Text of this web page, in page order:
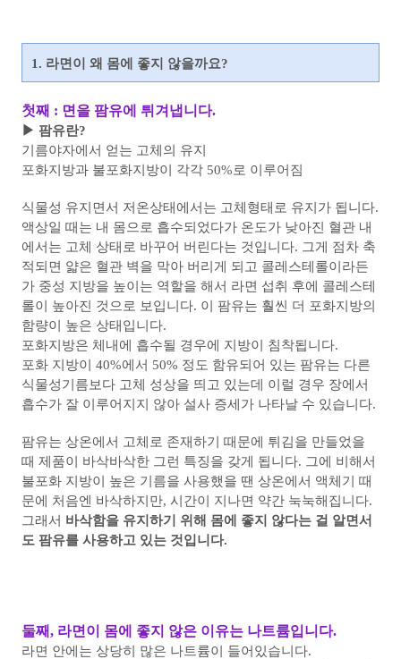
1. 라면이 왜 몸에 좋지 않을까요?
첫째 : 면을 팜유에 튀겨냅니다.
▶ 팜유란?
기름야자에서 얻는 고체의 유지
포화지방과 불포화지방이 각각 50%로 이루어짐
식물성 유지면서 저온상태에서는 고체형태로 유지가 됩니다.
액상일 때는 내 몸으로 흡수되었다가 온도가 낮아진 혈관 내
에서는 고체 상태로 바꾸어 버린다는 것입니다. 그게 점차 축
적되면 얇은 혈관 벽을 막아 버리게 되고 콜레스테롤이라든
가 중성 지방을 높이는 역할을 해서 라면 섭취 후에 콜레스테
롤이 높아진 것으로 보입니다. 이 팜유는 훨씬 더 포화지방의
함량이 높은 상태입니다.
포화지방은 체내에 흡수될 경우에 지방이 침착됩니다.
포화 지방이 40%에서 50% 정도 함유되어 있는 팜유는 다른
식물성기름보다 고체 성상을 띄고 있는데 이럴 경우 장에서
흡수가 잘 이루어지지 않아 설사 증세가 나타날 수 있습니다.
팜유는 상온에서 고체로 존재하기 때문에 튀김을 만들었을
때 제품이 바삭바삭한 그런 특징을 갖게 됩니다. 그에 비해서
불포화 지방이 높은 기름을 사용했을 땐 상온에서 액체기 때
문에 처음엔 바삭하지만, 시간이 지나면 약간 눅눅해집니다.
그래서 바삭함을 유지하기 위해 몸에 좋지 않다는 걸 알면서
도 팜유를 사용하고 있는 것입니다.
둘째, 라면이 몸에 좋지 않은 이유는 나트륨입니다.
라면 안에는 상당히 많은 나트륨이 들어있습니다.